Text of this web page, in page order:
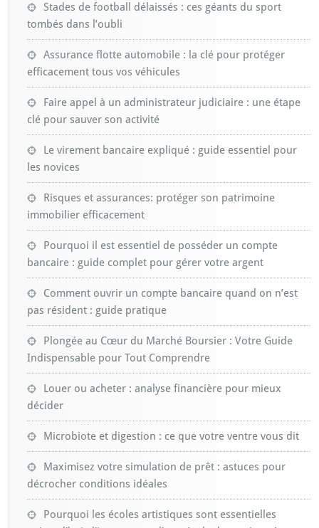
Stades de football délaissés : ces géants du sport
tombés dans l’oubli
Assurance flotte automobile : la clé pour protéger
efficacement tous vos véhicules
Faire appel à un administrateur judiciaire : une étape
clé pour sauver son activité
Le virement bancaire expliqué : guide essentiel pour
les novices
Risques et assurances: protéger son patrimoine
immobilier efficacement
Pourquoi il est essentiel de posséder un compte
bancaire : guide complet pour gérer votre argent
Comment ouvrir un compte bancaire quand on n’est
pas résident : guide pratique
Plongée au Cœur du Marché Boursier : Votre Guide
Indispensable pour Tout Comprendre
Louer ou acheter : analyse financière pour mieux
décider
Microbiote et digestion : ce que votre ventre vous dit
Maximisez votre simulation de prêt : astuces pour
décrocher conditions idéales
Pourquoi les écoles artistiques sont essentielles